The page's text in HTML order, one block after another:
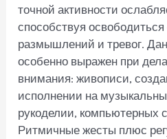
точной активности
способствуя
размышлений и тревог.
особенно выражен при
внимания: живописи,
исполнении на
рукоделии, компьютерных
Ритмичные жесты плюс